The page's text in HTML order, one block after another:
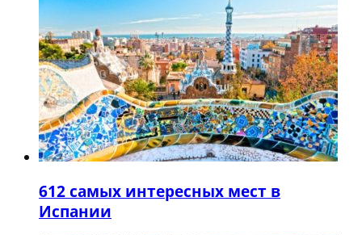
612 самых интересных мест в
Испании